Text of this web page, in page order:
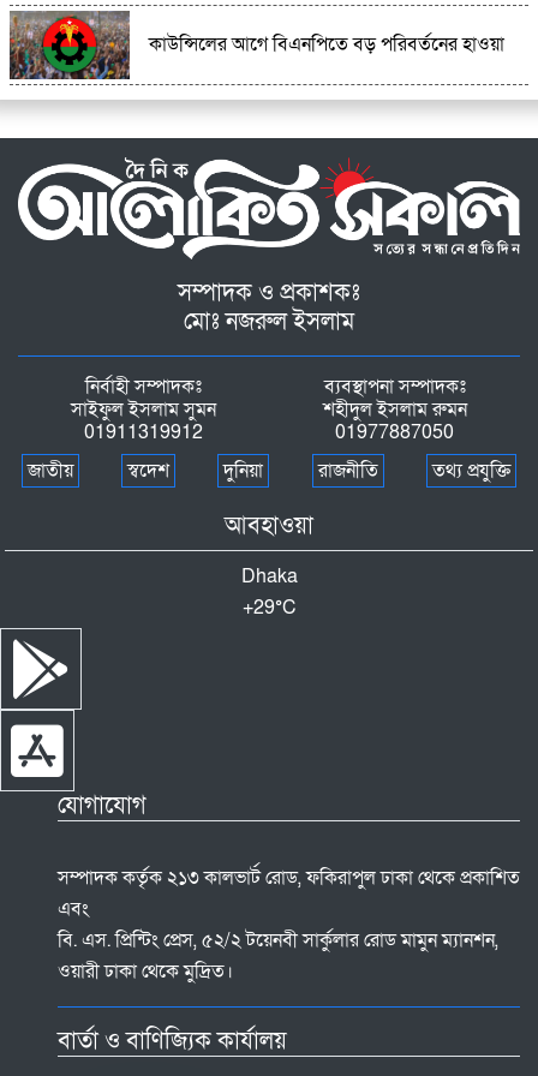
কাউন্সিলের আগে বিএনপিতে বড় পরিবর্তনের হাওয়া
সম্পাদক ও প্রকাশকঃ
মোঃ নজরুল ইসলাম
নির্বাহী সম্পাদকঃ
সাইফুল ইসলাম সুমন
01911319912
ব্যবস্থাপনা সম্পাদকঃ
শহীদুল ইসলাম রুমন
01977887050
জাতীয়
স্বদেশ দুনিয়া রাজনীতি তথ্য প্রযুক্তি
আবহাওয়া
Dhaka
+29°C
যোগাযোগ
সম্পাদক কর্তৃক ২১৩ কালভার্ট রোড, ফকিরাপুল ঢাকা থেকে প্রকাশিত
এবং
বি. এস. প্রিন্টিং প্রেস, ৫২/২ টয়েনবী সার্কুলার রোড মামুন ম্যানশন,
ওয়ারী ঢাকা থেকে মুদ্রিত।
বার্তা ও বাণিজ্যিক কার্যালয়